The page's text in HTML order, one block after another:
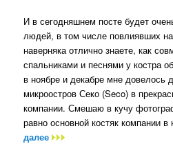
И в сегодняшнем посте будет
людей, в том числе повлиявших
наверняка отлично знаете, как
спальниками и песнями у костра
в ноябре и декабре мне довелось
микроостров Секо (Seco) в
компании. Смешаю в кучу
равно основной костяк компании
далее